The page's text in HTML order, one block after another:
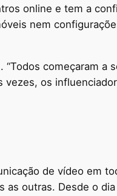
online e tem a
nem
começaram a
vezes, os
de vídeo em
as outras. Desde o